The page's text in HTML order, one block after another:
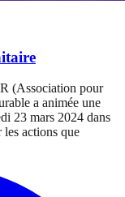
(Association pour
a animée une
23 mars 2024 dans
les actions que